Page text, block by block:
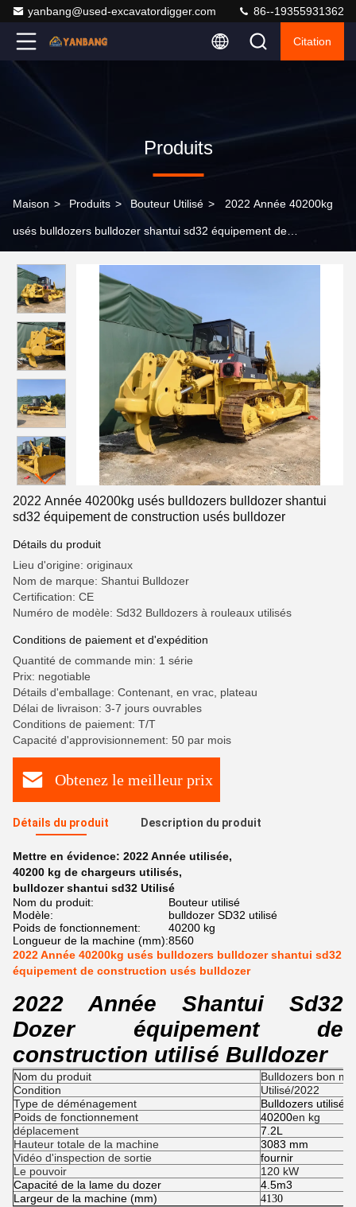
yanbang@used-excavatordigger.com 86--19355931362
Citation
Produits
Maison > Produits > Bouteur Utilisé > 2022 Année 40200kg
usés bulldozers bulldozer shantui sd32 équipement de
2022 Année 40200kg usés bulldozers bulldozer shantui
sd32 équipement de construction usés bulldozer
Détails du produit
Lieu d'origine: originaux
Nom de marque: Shantui Bulldozer
Certification: CE
Numéro de modèle: Sd32 Bulldozers à rouleaux utilisés
Conditions de paiement et d'expédition
Quantité de commande min: 1 série
Prix: negotiable
Détails d'emballage: Contenant, en vrac, plateau
Délai de livraison: 3-7 jours ouvrables
Conditions de paiement: T/T
Capacité d'approvisionnement: 50 par mois
Obtenez le meilleur prix
Détails du produit Description du produit
Mettre en évidence: 2022 Année utilisée,
40200 kg de chargeurs utilisés,
bulldozer shantui sd32 Utilisé
Nom du produit:
Bouteur utilisé
Modèle:
bulldozer SD32 utilisé
Poids de fonctionnement:
40200 kg
Longueur de la machine (mm):8560
2022 Année 40200kg usés bulldozers bulldozer shantui sd32
équipement de construction usés bulldozer
2022 Année Shantui Sd32
Dozer équipement de
construction utilisé Bulldozer
Nom du produit
Bulldozers bon
Condition
Utilisé/2022
Type de déménagement
Bulldozers utilisés
Poids de fonctionnement
40200en kg
déplacement
7.2L
Hauteur totale de la machine
3083 mm
Vidéo d'inspection de sortie
fournir
Le pouvoir
120 kW
Capacité de la lame du dozer
4.5m3
Largeur de la machine (mm)
4130